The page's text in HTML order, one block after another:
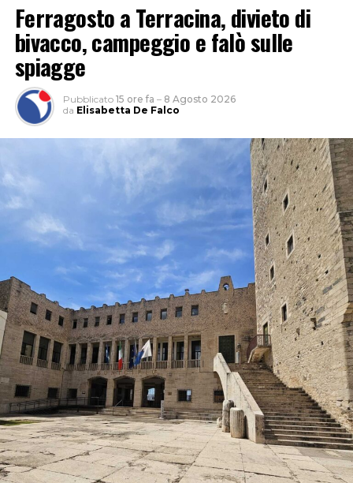
L’ipotesi è quella di un veicolo finito contro le tre auto,
il cui conducente non si sarebbe fermato dopo l’impatto
per verificare i danni né per lasciare i propri dati,
facendo perdere le proprie tracce.
La proprietaria di una delle vetture coinvolte ha
denunciato l’accaduto anche attraverso un video
pubblicato sui social, nella speranza di poter raccogliere
informazioni utili a ricostruire quanto accaduto e
individuare il responsabile.
Al momento, infatti, non risulta che qualcuno abbia
assistito direttamente all’incidente, nonostante il
Ferragosto a Terracina, divieto di
bivacco, campeggio e falò sulle
spiagge
Pubblicato 15 ore fa – 8 Agosto 2026
da Elisabetta De Falco